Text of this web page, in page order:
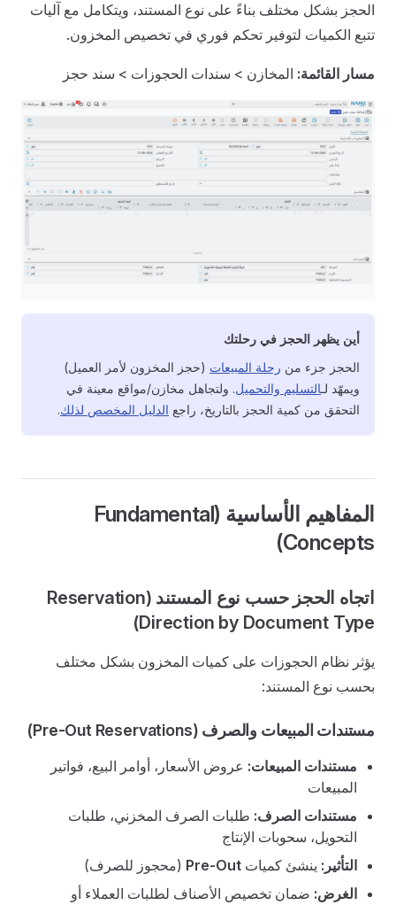
الحجز بشكل مختلف بناءً على نوع المستند، ويتكامل مع آليات
تتبع الكميات لتوفير تحكم فوري في تخصيص المخزون.
مسار القائمة: المخازن > سندات الحجوزات > سند حجز
أين يظهر الحجز في رحلتك
الحجز جزء من رحلة المبيعات (حجز المخزون لأمر العميل)
ويمهّد لـالتسليم والتحميل. ولتجاهل مخازن/مواقع معينة في
التحقق من كمية الحجز بالتاريخ، راجع الدليل المخصص لذلك.
المفاهيم الأساسية (Fundamental
Concepts)
اتجاه الحجز حسب نوع المستند (Reservation
Direction by Document Type)
يؤثر نظام الحجوزات على كميات المخزون بشكل مختلف
بحسب نوع المستند:
مستندات المبيعات والصرف (Pre-Out Reservations)
مستندات المبيعات: عروض الأسعار، أوامر البيع، فواتير
المبيعات
مستندات الصرف: طلبات الصرف المخزني، طلبات
التحويل، سحوبات الإنتاج
التأثير: ينشئ كميات Pre-Out (محجوز للصرف)
الغرض: ضمان تخصيص الأصناف لطلبات العملاء أو